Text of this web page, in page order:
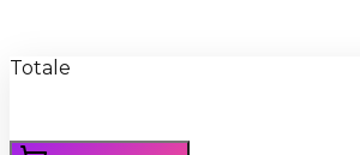
Totale